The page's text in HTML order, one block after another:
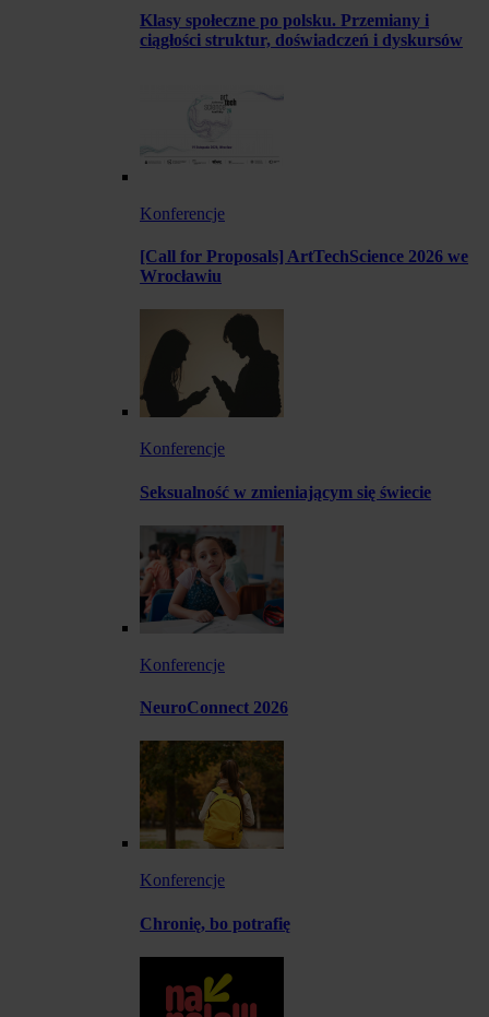
Klasy społeczne po polsku. Przemiany i
ciągłości struktur, doświadczeń i dyskursów
Konferencje
[Call for Proposals] ArtTechScience 2026 we
Wrocławiu
Konferencje
Seksualność w zmieniającym się świecie
Konferencje
NeuroConnect 2026
Konferencje
Chronię, bo potrafię